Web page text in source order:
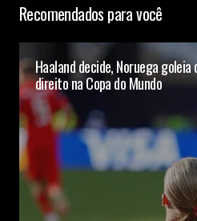
Recomendados para você
Haaland decide, Noruega
direito na Copa do Mundo